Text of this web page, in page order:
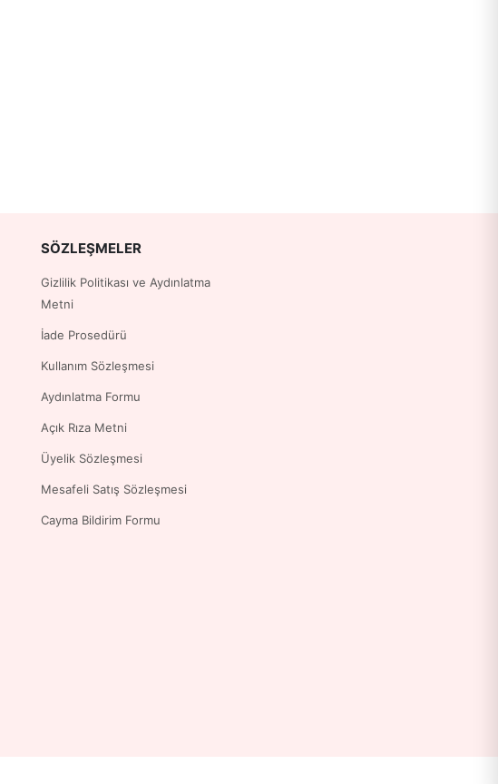
SÖZLEŞMELER
Gizlilik Politikası ve Aydınlatma
Metni
İade Prosedürü
Kullanım Sözleşmesi
Aydınlatma Formu
Açık Rıza Metni
Üyelik Sözleşmesi
Mesafeli Satış Sözleşmesi
Cayma Bildirim Formu